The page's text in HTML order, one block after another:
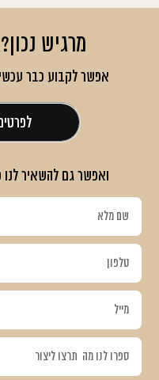
מרגיש
אפשר לקבוע כבר
ואפשר גם להשאיר